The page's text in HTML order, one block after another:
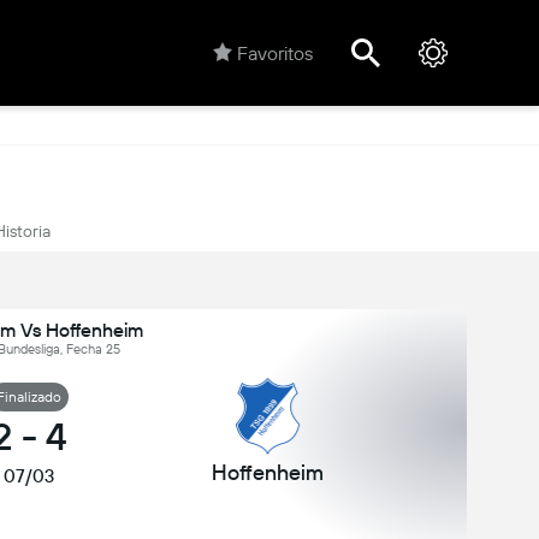
Favoritos
Vs Hoffenheim
Fecha 25
- 4
07/03 Hoffenheim